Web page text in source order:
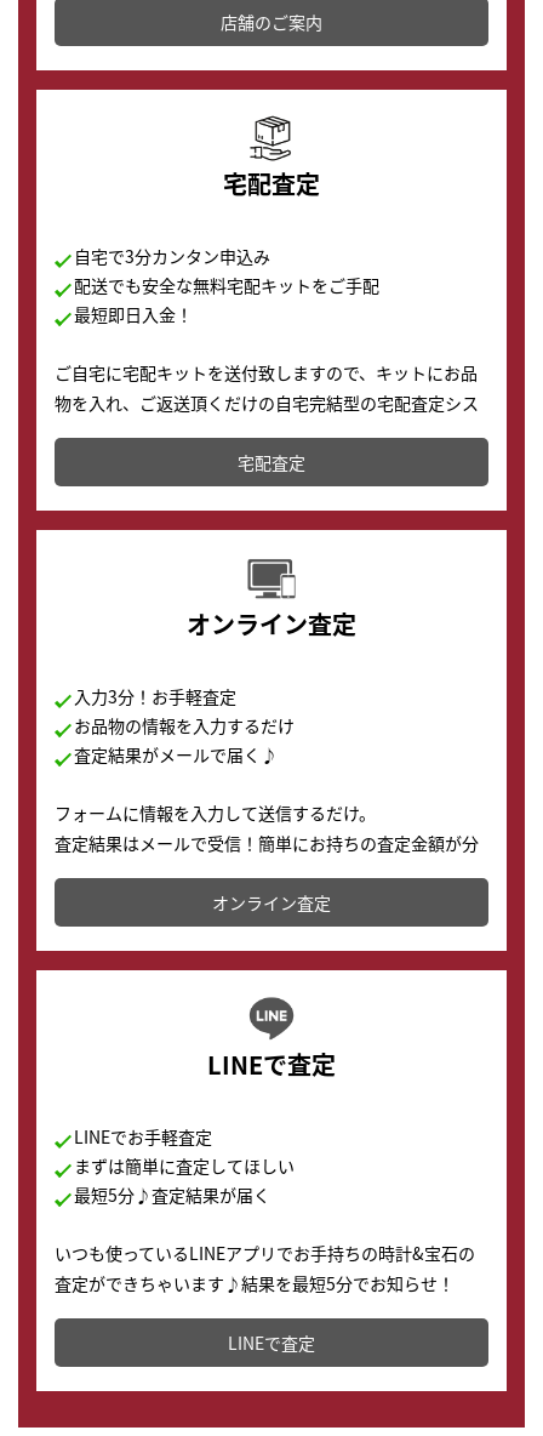
店舗を併設しており、下取りに出してお得に新しい時計
の購入もできます♪
店舗のご案内
宅配査定
自宅で3分カンタン申込み
配送でも安全な無料宅配キットをご手配
最短即日入金！
ご自宅に宅配キットを送付致しますので、キットにお品
物を入れ、ご返送頂くだけの自宅完結型の宅配査定シス
テムです。
配送でも簡単&安全に査定・買取に出すことが可能で
す。
宅配査定
オンライン査定
入力3分！お手軽査定
お品物の情報を入力するだけ
査定結果がメールで届く♪
フォームに情報を入力して送信するだけ。
査定結果はメールで受信！簡単にお持ちの査定金額が分
かります。
オンライン査定
LINEで査定
LINEでお手軽査定
まずは簡単に査定してほしい
最短5分♪査定結果が届く
いつも使っているLINEアプリでお手持ちの時計&宝石の
査定ができちゃいます♪結果を最短5分でお知らせ！
どこからでもすぐに査定金額を知ることが出来ます。
LINEで査定